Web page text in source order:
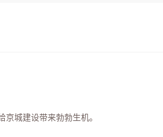
城建设带来勃勃生机。